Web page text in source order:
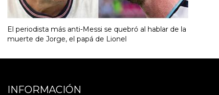
El periodista más anti-Messi se quebró al hablar de la
muerte de Jorge, el papá de Lionel
INFORMACIÓN